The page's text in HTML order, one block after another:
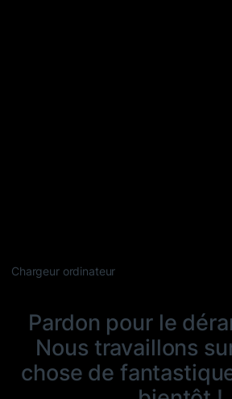
Chargeur ordinateur
Pardon pour le
Nous travaillons
chose de